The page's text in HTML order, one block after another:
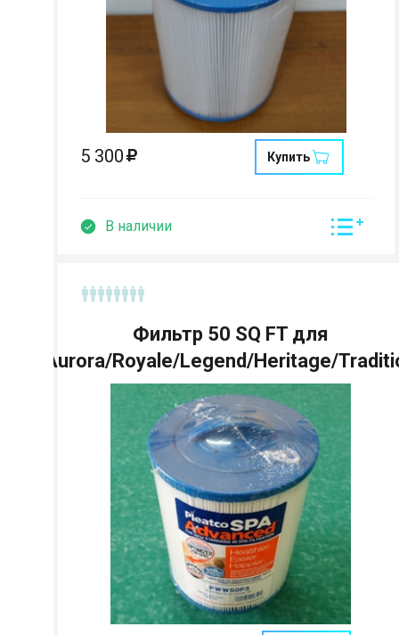
Страна:
5 300 Купить
В наличии
Страна:
Размеры:
Кол-во мест:
Фильтр 50 SQ FT для
Aurora/Royale/Legend/Heritage/